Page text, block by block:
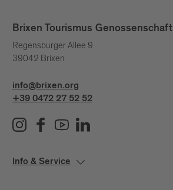
Brixen Tourismus Genossenschaft
Regensburger Allee 9
39042 Brixen
info@brixen.org
+39 0472 27 52 52
Info & Service